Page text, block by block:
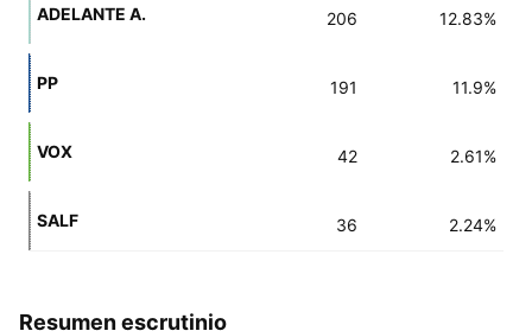
ADELANTE A. 206 12.83%
PP 191 11.9%
VOX 42 2.61%
SALF 36 2.24%
Resumen escrutinio